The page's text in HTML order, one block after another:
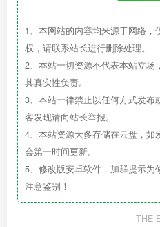
1、本网站的内容均来源于网络
权，请联系站长进行删除处理。
2、本站一切资源不代表本站立
其真实性负责。
3、本站一律禁止以任何方式发
客发现请向站长举报。
4、本站资源大多存储在云盘，如
会第一时间更新。
5、修改版安卓软件，加群提示为
注意鉴别！
THE